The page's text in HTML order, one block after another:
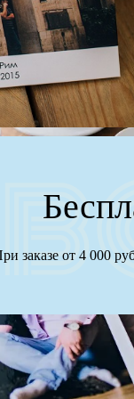
заказе от 4 000